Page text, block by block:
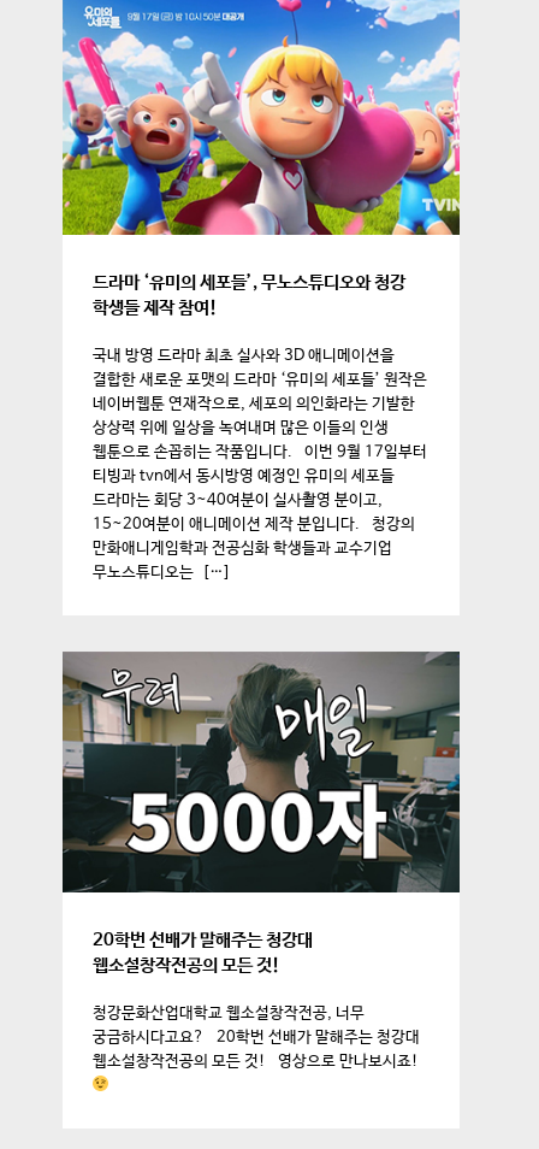
드라마 ‘유미의 세포들’, 무노스튜디오와 청강
학생들 제작 참여!
국내 방영 드라마 최초 실사와 3D 애니메이션을
결합한 새로운 포맷의 드라마 ‘유미의 세포들’ 원작은
네이버웹툰 연재작으로, 세포의 의인화라는 기발한
상상력 위에 일상을 녹여내며 많은 이들의 인생
웹툰으로 손꼽히는 작품입니다. 이번 9월 17일부터
티빙과 tvn에서 동시방영 예정인 유미의 세포들
드라마는 회당 3~40여분이 실사촬영 분이고,
15~20여분이 애니메이션 제작 분입니다. 청강의
만화애니게임학과 전공심화 학생들과 교수기업
무노스튜디오는 […]
20학번 선배가 말해주는 청강대
웹소설창작전공의 모든 것!
청강문화산업대학교 웹소설창작전공, 너무
궁금하시다고요? 20학번 선배가 말해주는 청강대
웹소설창작전공의 모든 것! 영상으로 만나보시죠!